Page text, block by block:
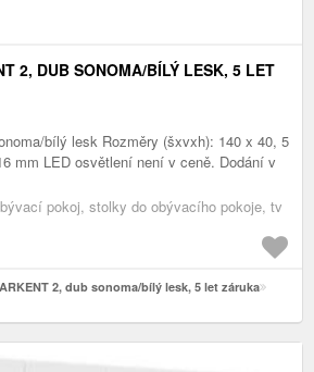
2, DUB SONOMA/BÍLÝ LESK, 5 LET
bílý lesk Rozměry (šxvxh): 140 x 40, 5
mm LED osvětlení není v ceně. Dodání v
pokoj, stolky do obývacího pokoje, tv
2, dub sonoma/bílý lesk, 5 let záruka